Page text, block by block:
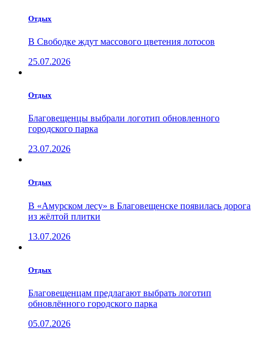
Отдых
В Свободке ждут массового цветения лотосов
25.07.2026
Отдых
Благовещенцы выбрали логотип обновленного
городского парка
23.07.2026
Отдых
В «Амурском лесу» в Благовещенске появилась дорога
из жёлтой плитки
13.07.2026
Отдых
Благовещенцам предлагают выбрать логотип
обновлённого городского парка
05.07.2026